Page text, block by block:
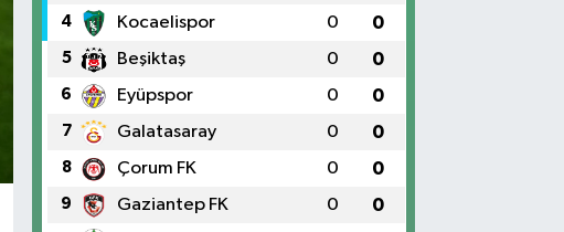
4 Kocaelispor 0 0
5 Beşiktaş 0 0
6 Eyüpspor 0 0
7 Galatasaray 0 0
8 Çorum FK 0 0
9 Gaziantep FK 0 0